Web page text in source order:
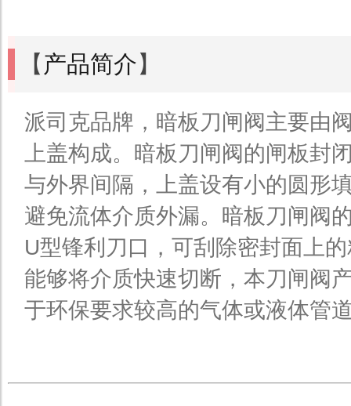
【 产品简介】
派司克品牌，暗板刀闸阀主要由
上盖构成。暗板刀闸阀的闸板封
与外界间隔，上盖设有小的圆形
避免流体介质外漏。暗板刀闸阀
U型锋利刀口，可刮除密封面上
能够将介质快速切断，本刀闸阀
于环保要求较高的气体或液体管